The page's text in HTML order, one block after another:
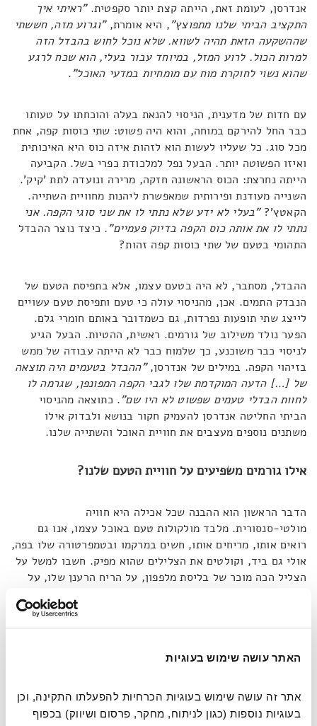
האתר עושה שימוש בעוגיות
אנדרסן, לעומת זאת, הייתה קצת יותר סקפטית."ראיתי איך
התקציב הביתי שלנו מתפוצץ", היא אומרת,"וגרוע מזה, חששתי
שההשקעה הזאת תהיה לשווא. שלא נוכל לחוש בהבדל הזה
למרות הכול. לרוע המזל, במיוחד עבור בעלי, הוא שכח לרגע
שהוא נשוי לחוקרת מוח עם מומחיות במדעי האוכל".
עם חדות של מדענית, הניסוי להנאת בעלה והוכחתו על טעותו
כבר החל להירקם במוחה, והוא היה פשוט: שתי כוסות קפה, אחת
מכל סוג. כל שעליו לעשות הוא לזהות איזה כוס היא האיכותית
ואיזו הפשוטה יותר. הבעל נפל למלכודת כפרי בשל. הקביעה
הייתה נחרצת: הכוס הראשונה חזקה, מרירה ונועדה לתת 'קיק'.
השנייה מעודנת ופירותית שמאפשרת ליהנות מחוויית השתייה.
הקאטץ'?"בעלי לא ידע שלא נתתי לו את שני סוגי הקפה. אני
נתתי לו את אותה כוס הקפה בדיוק פעמיים". כיצד נוצר ההבדל
התהומי בטעם של שתי כוסות קפה זהות?
ההבדל, מסתבר, לא היה בטעם עצמו, אלא בתפיסת הטעם של
הנבדק התמים. אכן, מהניסוי עולה כי טעם ותפיסת טעם עשויים
לייצג שתי תופעות נפרדות, גם כשמדובר באותם חומרי גלם.
הפער נולד משילוב של גורמים. ראשית, ההטיות. הבעל הגיע
לניסוי כבר משוכנע, כך שלמוח כבר לא הייתה עבודה של ממש
בזיהוי הקפה. במילים של אנדרסן,"ההבדל בטעמים היה תוצאה
של […] הדעה המוקדמת שלו לגבי הקפה המפונפן, שגרמה לו
לחוות הבדלי טעמים שפשוט לא היו שם". כתוצאה מהניסוי
הביתי החליטה אנדרסן להעמיק חקור בנושא ולבדוק אילו
משתנים נוספים מעצבים את חוויית האוכל והשתייה שלנו.
אילו גורמים משפיעים על חוויית הטעם שלנו?
הדבר הראשון הוא ההבנה שכל אכילה היא חוויה
מולטי-סנסורית. מלבד מולקולות טעם באוכל עצמו, אנו גם
רואים אותו, מריחים אותו, חשים במרקמו ובטמפרטורה שלו בפה,
אולי גם ביד, וקולטים את הצלילים שהוא מפיק. חשבו למשל על
הצליל הכה מוכר של בליסת מלפפון, על הריח הרענן שלו, על
המידע הזה נקלט באמצעות החיישנים שלי ומעובד לאותות בין
נוירונים במוחי, מידע שאז נארג יחד ומתגבש".
בין שלוק לשלוק. בין חומר הגלם לחוויה המודעת הסופית שלנו
יש שלבים שונים של פרשנות, שעשויים להוביל לתוצאות שונות